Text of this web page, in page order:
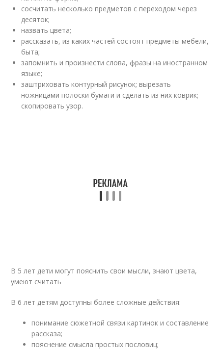
сосчитать несколько предметов с переходом через
десяток;
назвать цвета;
рассказать, из каких частей состоят предметы мебели,
быта;
запомнить и произнести слова, фразы на иностранном
языке;
заштриховать контурный рисунок; вырезать
ножницами полоски бумаги и сделать из них коврик;
скопировать узор.
В 5 лет дети могут пояснить свои мысли, знают цвета,
умеют считать
В 6 лет детям доступны более сложные действия:
понимание сюжетной связи картинок и составление
рассказа;
пояснение смысла простых пословиц;